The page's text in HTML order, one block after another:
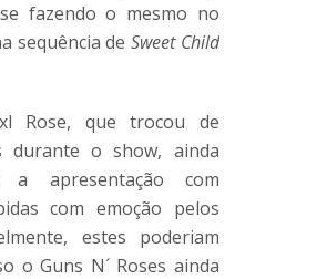
fazendo o mesmo no
sequência deSweet Child
Rose, que trocou de
durante o show, ainda
a apresentação com
com emoção pelos
estes poderiam
o Guns N´ Roses ainda